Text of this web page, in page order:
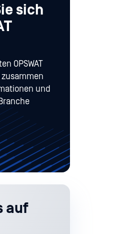
sich
OPSWAT
und
auf